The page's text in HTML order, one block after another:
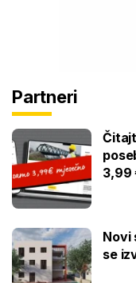
Partneri
3,99
Novi
se